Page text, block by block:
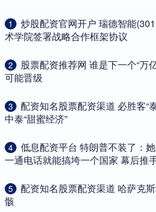
1
炒股配资官网开户 瑞德智能
术学院签署战略合作框架协议
2
股票配资推荐网 谁是下一个“万
可能晋级
3
配资知名股票配资渠道 必胜客“
中泰“甜蜜经济”
4
低息配资平台 特朗普不装了：
一通电话就能搞垮一个国家 幕后推
5
配资知名股票配资渠道 哈萨克
骸